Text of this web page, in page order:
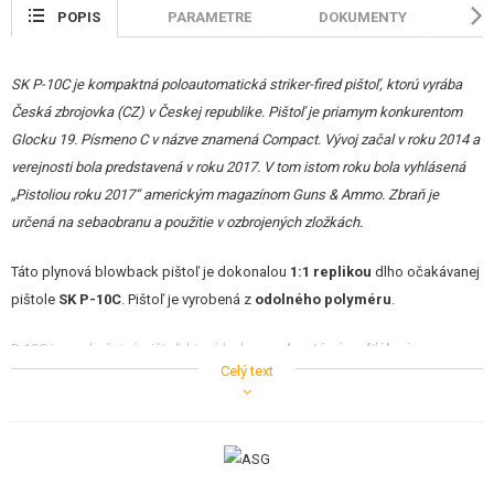
JEDLO
REKLAMNÉ PREDMETY
POŠKODENÝ, POUŽITÝ TOVAR
NOVÝ TOVAR
ZĽAVY, AKCIE
POPIS PARAMETRE DOKUMENTY
SK P-10C je kompaktná poloautomatická striker-fired pištoľ, ktorú vyrába
Česká zbrojovka (CZ) v Českej republike. Pištoľ je priamym konkurentom
Glocku 19. Písmeno C v názve znamená Compact. Vývoj začal v roku 2014 a
verejnosti bola predstavená v roku 2017. V tom istom roku bola vyhlásená
„Pistoliou roku 2017“ americkým magazínom Guns & Ammo. Zbraň je
určená na sebaobranu a použitie v ozbrojených zložkách.
Táto plynová blowback pištoľ je dokonalou 1:1 replikou dlho očakávanej
pištole SK P-10C. Pištoľ je vyrobená z odolného polyméru.
P-10C je neobyčajná pištoľ, ktorá bola navrhnutá airsofťákmi
výkon. Ponúka bezkonkurenčnú
Celý text